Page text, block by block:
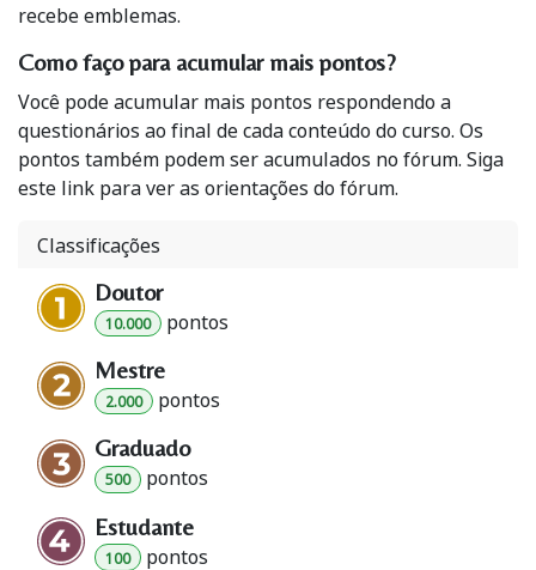
recebe emblemas.
Como faço para acumular mais pontos?
Você pode acumular mais pontos respondendo a
questionários ao final de cada conteúdo do curso. Os
pontos também podem ser acumulados no fórum. Siga
este link para ver as orientações do fórum.
Classificações
Doutor
10.000 pontos
Mestre
2.000 pontos
Graduado
500 pontos
Estudante
100 pontos